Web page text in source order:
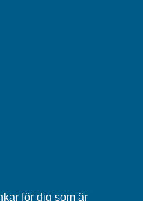
för dig som är